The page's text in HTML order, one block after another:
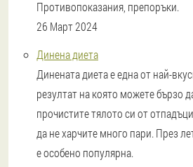
Противопоказания, препоръки.
26 Март 2024
Динена диета
Динената диета е една от най-
резултат на която можете бързо
прочистите тялото си от
да не харчите много пари. През
е особено популярна.